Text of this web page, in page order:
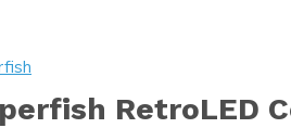
RetroLED